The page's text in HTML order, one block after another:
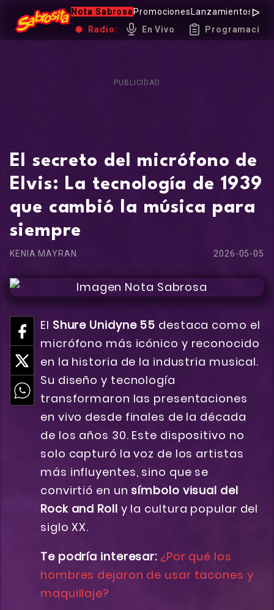
Nota Sabrosa Promociones LanzamientosHot
Radio:
En Vivo Programación
PUBLICIDAD
El secreto del micrófono de
Elvis: La tecnología de 1939
que cambió la música para
siempre
KENIA MAYRAN 2026-05-05
El Shure Unidyne 55 destaca como el
micrófono más icónico y reconocido
en la historia de la industria musical.
Su diseño y tecnología
transformaron las presentaciones
en vivo desde finales de la década
de los años 30. Este dispositivo no
solo capturó la voz de los artistas
más influyentes, sino que se
convirtió en un símbolo visual del
Rock and Roll y la cultura popular del
siglo XX.
Te podría interesar: ¿Por qué los
hombres dejaron de usar tacones y
maquillaje?